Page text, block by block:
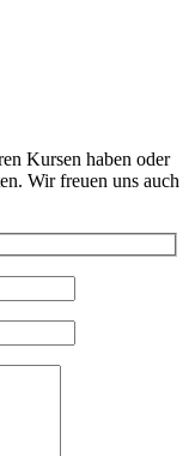
Kursen haben oder
Wir freuen uns auch